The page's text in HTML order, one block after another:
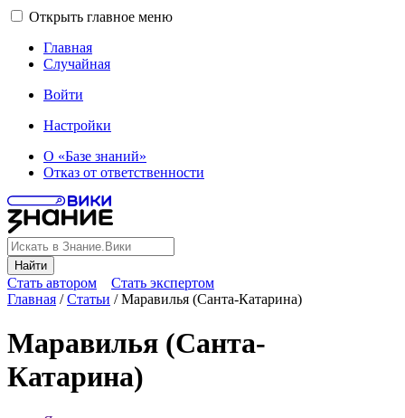
Открыть главное меню
Главная
Случайная
Войти
Настройки
О «Базе знаний»
Отказ от ответственности
Найти
Стать автором
Стать экспертом
Главная /Статьи /Маравилья (Санта-Катарина)
Маравилья (Санта-
Катарина)